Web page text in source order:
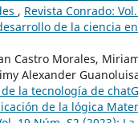
, Revista Conrado:
de la ciencia
Castro Morales,
Alexander
la tecnología de
de la lógica